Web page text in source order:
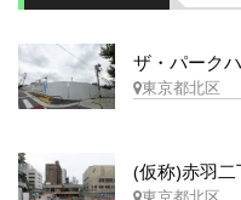
ザ・パーク
東京都北区
(仮称)赤羽